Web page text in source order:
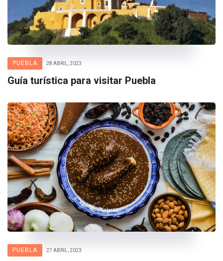
PUEBLA 28 ABRIL, 2023
Guía turística para visitar Puebla
PUEBLA 27 ABRIL, 2023